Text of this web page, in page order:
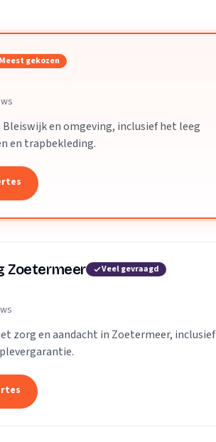
Meest gekozen
en omgeving, inclusief het leeg
en trapbekleding.
Zoetermeer Veel gevraagd
zorg en aandacht in Zoetermeer, inclusief